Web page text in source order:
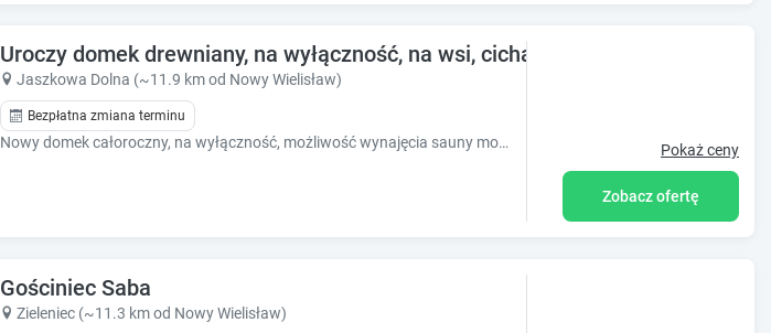
o
r
c
h
d
a
Uroczy domek drewniany, na wyłączność, na wsi, cicha okolica
Jaszkowa Dolna (~11.9 km od Nowy Wielisław)
Bezpłatna zmiana terminu
Nowy domek całoroczny, na wyłączność, możliwość wynajęcia sauny mobilnej Pokaż ceny
Zobacz ofertę
Gościniec Saba
Zieleniec (~11.3 km od Nowy Wielisław)